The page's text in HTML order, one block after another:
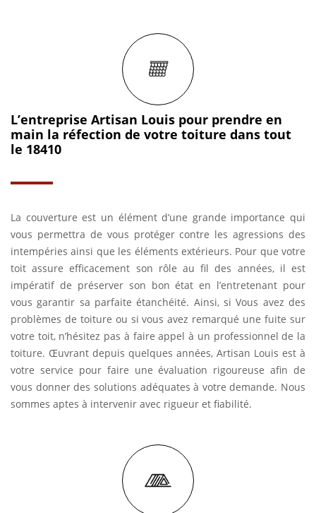
L’entreprise Artisan Louis pour prendre en
main la réfection de votre toiture dans tout
le 18410
La couverture est un élément d’une grande importance qui
vous permettra de vous protéger contre les agressions des
intempéries ainsi que les éléments extérieurs. Pour que votre
toit assure efficacement son rôle au fil des années, il est
impératif de préserver son bon état en l’entretenant pour
vous garantir sa parfaite étanchéité. Ainsi, si Vous avez des
problèmes de toiture ou si vous avez remarqué une fuite sur
votre toit, n’hésitez pas à faire appel à un professionnel de la
toiture. Œuvrant depuis quelques années, Artisan Louis est à
votre service pour faire une évaluation rigoureuse afin de
vous donner des solutions adéquates à votre demande. Nous
sommes aptes à intervenir avec rigueur et fiabilité.